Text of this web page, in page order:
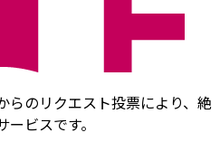
らのリクエスト投票により、絶
ビスです。